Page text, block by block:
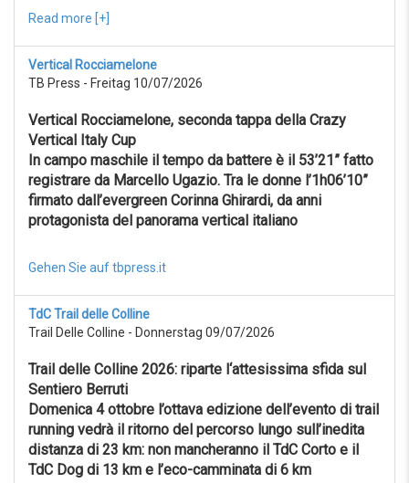
Reset
Reset
Read more [+]
Vertical Rocciamelone
TB Press - Freitag 10/07/2026
Vertical Rocciamelone, seconda tappa della Crazy
Vertical Italy Cup
In campo maschile il tempo da battere è il 53’21” fatto
registrare da Marcello Ugazio. Tra le donne l’1h06’10”
firmato dall’evergreen Corinna Ghirardi, da anni
protagonista del panorama vertical italiano
Gehen Sie auf tbpress.it
TdC Trail delle Colline
Trail Delle Colline - Donnerstag 09/07/2026
Trail delle Colline 2026: riparte l‘attesissima sfida sul
Sentiero Berruti
Domenica 4 ottobre l’ottava edizione dell’evento di trail
running vedrà il ritorno del percorso lungo sull’inedita
distanza di 23 km: non mancheranno il TdC Corto e il
TdC Dog di 13 km e l’eco-camminata di 6 km